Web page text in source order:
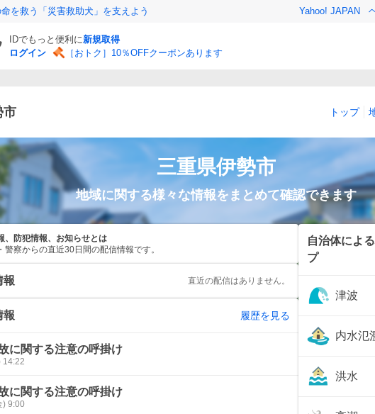
を救う「災害救助犬」を支えよう Yahoo! JAPAN
IDでもっと便利に新規取得
ログイン
［おトク］10％OFFクーポンあります
市 トップ
三重県伊勢市
地域に関する様々な情報をまとめて確認できます
、防犯情報、お知らせとは
警察からの直近30日間の配信情報です。
報 直近の配信はありません。
報 履歴を見る
に関する注意の呼掛け
14:22
に関する注意の呼掛け
) 9:00
自治体によ
プ
津波
内水氾
洪水